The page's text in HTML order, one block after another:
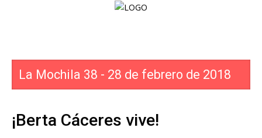
Home
Las
Rojas
La Mochila 38 - 28 de febrero de 2018
¡Berta Cáceres vive!